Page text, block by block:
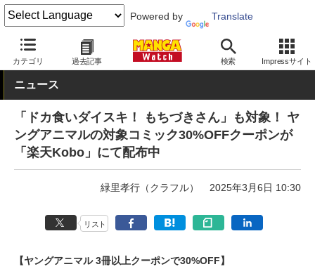
Powered by Translate
カテゴリ 過去記事 検索 Impressサイト
MANGA Watch セール
ニュース
「ドカ食いダイスキ！ もちづきさん」も対象！ ヤ
ングアニマルの対象コミック30%OFFクーポンが
「楽天Kobo」にて配布中
緑里孝行（クラフル） 2025年3月6日 10:30
リスト
【ヤングアニマル 3冊以上クーポンで30%OFF】